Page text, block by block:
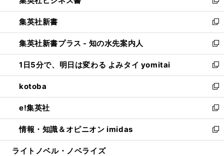
開
く
ウ
で
開
く
い
ウ
ィ
ン
ド
ウ
で
開
く
新
し
い
ウ
ィ
ン
ド
ウ
で
開
く
集英社新書
新
し
い
ウ
ィ
ン
ド
ウ
で
開
く
集英社新書プラス - 知の水先案内人
新
し
い
ウ
ィ
ン
ド
ウ
で
開
1日5分で、明日は変わる よみタイ yomitai
新
し
い
ウ
ィ
ン
ド
ウ
kotoba
新
し
い
ウ
ィ
ン
e!集英社
新
し
い
ウ
情報・知識＆オピニオン imidas
新
し
ライトノベル・ノベライズ